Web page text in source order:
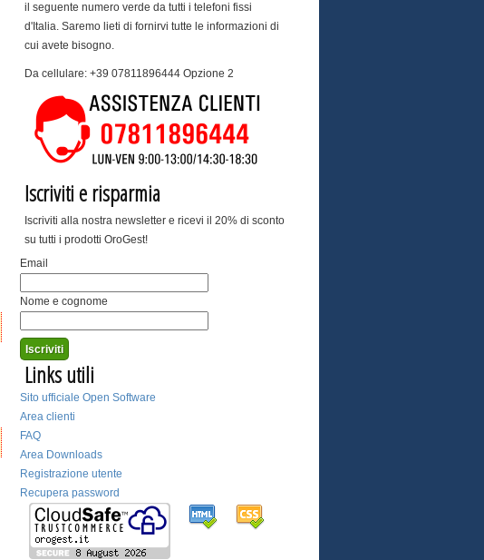
il seguente numero verde da tutti i telefoni fissi
d'Italia. Saremo lieti di fornirvi tutte le informazioni di
cui avete bisogno.
Da cellulare: +39 07811896444 Opzione 2
Iscriviti e risparmia
Iscriviti alla nostra newsletter e ricevi il 20% di sconto
su tutti i prodotti OroGest!
Email
Nome e cognome
Links utili
Sito ufficiale Open Software
Area clienti
FAQ
Area Downloads
Registrazione utente
Recupera password